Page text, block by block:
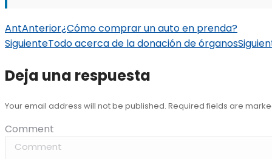
AntAnterior¿Cómo comprar un auto en prenda?
SiguienteTodo acerca de la donación de órganos
Deja una respuesta
Your email address will not be published. Required fields are
Comment